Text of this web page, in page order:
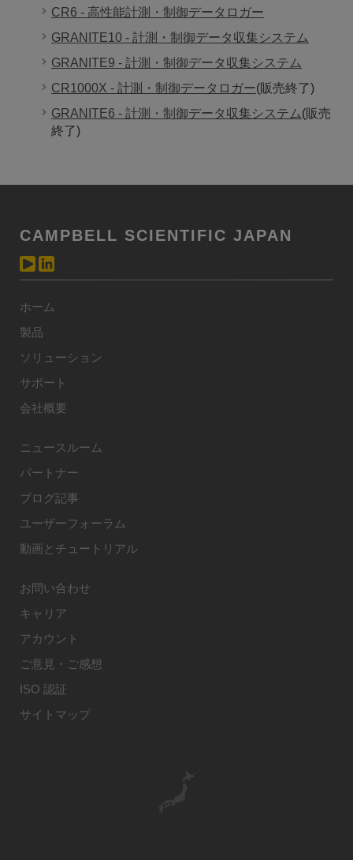
CR6 - 高性能計測・制御データロガー
GRANITE10 - 計測・制御データ収集システム
GRANITE9 - 計測・制御データ収集システム
CR1000X - 計測・制御データロガー(販売終了)
GRANITE6 - 計測・制御データ収集システム(販売
終了)
CAMPBELL SCIENTIFIC JAPAN
ホーム
製品
ソリューション
サポート
会社概要
ニュースルーム
パートナー
ブログ記事
ユーザーフォーラム
動画とチュートリアル
お問い合わせ
キャリア
アカウント
ご意見・ご感想
ISO 認証
サイトマップ